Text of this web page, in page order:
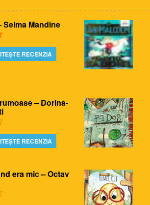
Mandine
RECENZIA
– Dorina-
RECENZIA
era mic – Octav